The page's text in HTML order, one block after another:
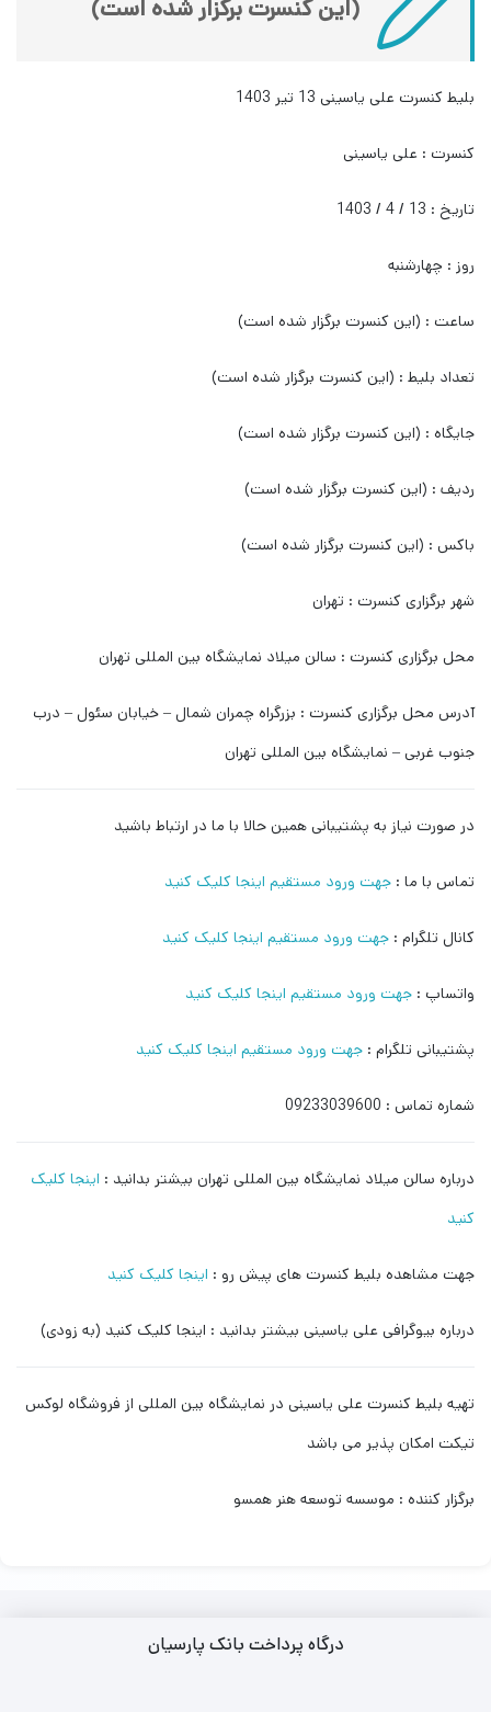
(این کنسرت برگزار شده است)
بلیط کنسرت علی یاسینی 13 تیر 1403
کنسرت : علی یاسینی
تاریخ : 13 / 4 / 1403
روز : چهارشنبه
ساعت : (این کنسرت برگزار شده است)
تعداد بلیط : (این کنسرت برگزار شده است)
جایگاه : (این کنسرت برگزار شده است)
ردیف : (این کنسرت برگزار شده است)
باکس : (این کنسرت برگزار شده است)
شهر برگزاری کنسرت : تهران
محل برگزاری کنسرت : سالن میلاد نمایشگاه بین المللی تهران
آدرس محل برگزاری کنسرت : بزرگراه چمران شمال – خیابان سئول – درب
جنوب غربی – نمایشگاه بین المللی تهران
در صورت نیاز به پشتیبانی همین حالا با ما در ارتباط باشید
تماس با ما : جهت ورود مستقیم اینجا کلیک کنید
کانال تلگرام : جهت ورود مستقیم اینجا کلیک کنید
واتساپ : جهت ورود مستقیم اینجا کلیک کنید
پشتیبانی تلگرام : جهت ورود مستقیم اینجا کلیک کنید
شماره تماس : 09233039600
درباره سالن میلاد نمایشگاه بین المللی تهران بیشتر بدانید : اینجا کلیک
کنید
جهت مشاهده بلیط کنسرت های پیش رو : اینجا کلیک کنید
درباره بیوگرافی علی یاسینی بیشتر بدانید : اینجا کلیک کنید (به زودی)
تهیه بلیط کنسرت علی یاسینی در نمایشگاه بین المللی از فروشگاه لوکس
تیکت امکان پذیر می باشد
برگزار کننده : موسسه توسعه هنر همسو
درگاه پرداخت بانک پارسیان